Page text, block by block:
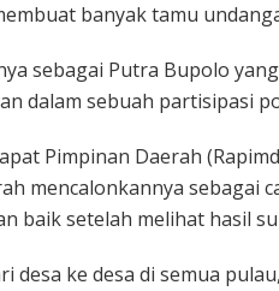
banyak tamu
sebagai Putra Bupolo
dalam sebuah partisipasi
Pimpinan Daerah
mencalonkannya sebagai
baik setelah melihat hasil
desa ke desa di semua